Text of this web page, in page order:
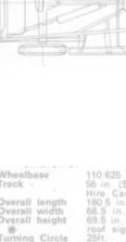
plusieurs fois
au milieu